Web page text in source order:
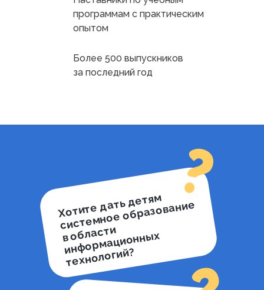
программам с практическим
опытом
Более 500 выпускников
за последний год
Хотите
дать
детя
м
систе
мное образование
в области
ин
фор
мационн
ых
технологий?